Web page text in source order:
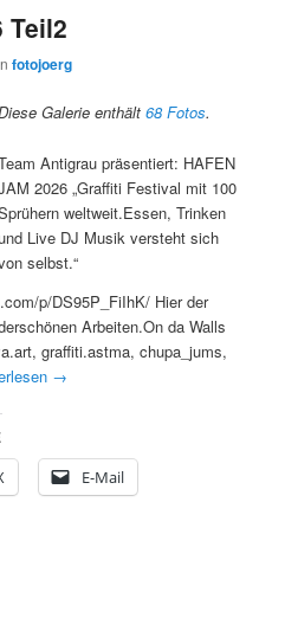
Teil2
fotojoerg
Galerie enthält68 Fotos.
Antigrau präsentiert: HAFEN
2026 „Graffiti Festival mit 100
weltweit.Essen, Trinken
Live DJ Musik versteht sich
selbst.“
p/DS95P_FiIhK/ Hier der
Arbeiten.On da Walls
graffiti.astma, chupa_jums,
→
E-Mail